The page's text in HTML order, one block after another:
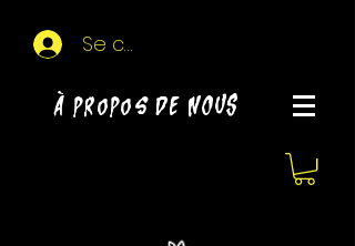
Se connecter
À propos de NOUS